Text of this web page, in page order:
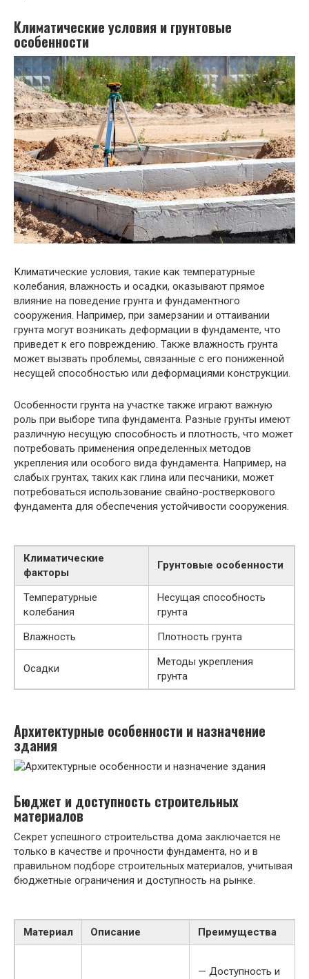
Климатические условия и грунтовые
особенности
Климатические условия, такие как температурные
колебания, влажность и осадки, оказывают прямое
влияние на поведение грунта и фундаментного
сооружения. Например, при замерзании и оттаивании
грунта могут возникать деформации в фундаменте, что
приведет к его повреждению. Также влажность грунта
может вызвать проблемы, связанные с его пониженной
несущей способностью или деформациями конструкции.
Особенности грунта на участке также играют важную
роль при выборе типа фундамента. Разные грунты имеют
различную несущую способность и плотность, что может
потребовать применения определенных методов
укрепления или особого вида фундамента. Например, на
слабых грунтах, таких как глина или песчаники, может
потребоваться использование свайно-ростверкового
фундамента для обеспечения устойчивости сооружения.
Климатические
факторы
Грунтовые особенности
Температурные
колебания
Несущая способность
грунта
Влажность
Плотность грунта
Осадки
Методы укрепления
грунта
Архитектурные особенности и назначение
здания
Бюджет и доступность строительных
материалов
Секрет успешного строительства дома заключается не
только в качестве и прочности фундамента, но и в
правильном подборе строительных материалов, учитывая
бюджетные ограничения и доступность на рынке.
Материал Описание Преимущества
— Доступность и